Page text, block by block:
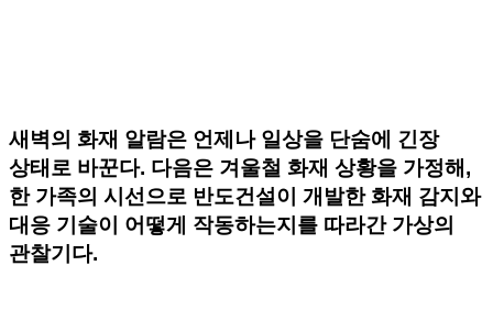
새벽의 화재 알람은 언제나 일상을 단숨에 긴장
상태로 바꾼다. 다음은 겨울철 화재 상황을 가정해,
한 가족의 시선으로 반도건설이 개발한 화재 감지와
대응 기술이 어떻게 작동하는지를 따라간 가상의
관찰기다.